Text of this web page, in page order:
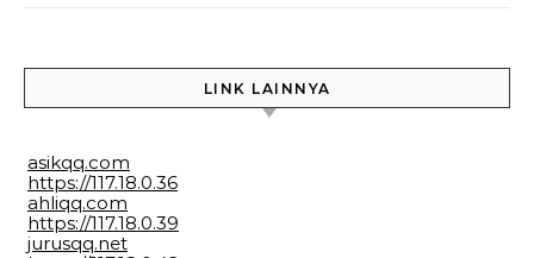
LINK LAINNYA
asikqq.com
https://117.18.0.36
ahliqq.com
https://117.18.0.39
jurusqq.net